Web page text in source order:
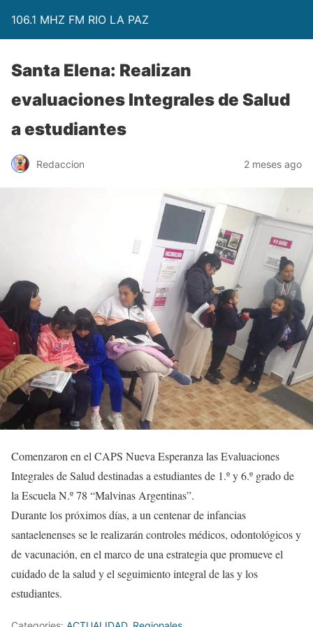
106.1 MHZ FM RIO LA PAZ
Santa Elena: Realizan
evaluaciones Integrales de Salud
a estudiantes
Redaccion 2 meses ago
Comenzaron en el CAPS Nueva Esperanza las Evaluaciones
Integrales de Salud destinadas a estudiantes de 1.º y 6.º grado de
la Escuela N.º 78 “Malvinas Argentinas”.
Durante los próximos días, a un centenar de infancias
santaelenenses se le realizarán controles médicos, odontológicos y
de vacunación, en el marco de una estrategia que promueve el
cuidado de la salud y el seguimiento integral de las y los
estudiantes.